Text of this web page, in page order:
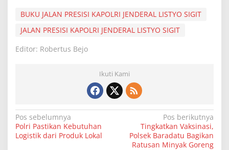
BUKU JALAN PRESISI KAPOLRI JENDERAL LISTYO SIGIT
JALAN PRESISI KAPOLRI JENDERAL LISTYO SIGIT
Editor: Robertus Bejo
Ikuti Kami
N
a
Pos sebelumnya
Polri Pastikan Kebutuhan
Logistik dari Produk Lokal
Pos berikutnya
Tingkatkan Vaksinasi,
Polsek Baradatu Bagikan
Ratusan Minyak Goreng